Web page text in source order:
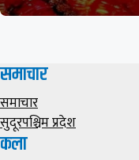
समाचार
समाचार
सुदूरपश्चिम प्रदेश
कला